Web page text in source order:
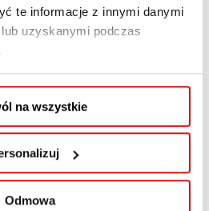
te informacje z innymi danymi
uzyskanymi podczas
na wszystkie
Odmowa
budynku firmy
zaprojektowania
konferencyjnej o
wystroju.
realizacji.